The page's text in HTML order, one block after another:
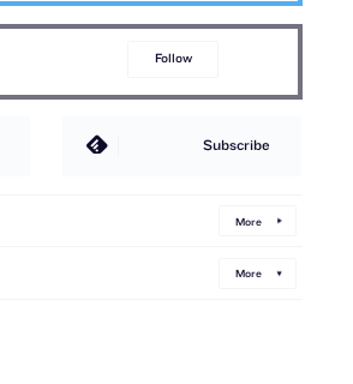
Follow
Subscribe
More
More